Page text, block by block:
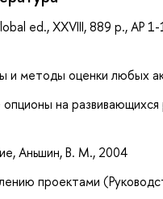
ed., XXVIII, 889 p., AP
и методы оценки любых
на
Аньшин, В. М., 2004
проектами